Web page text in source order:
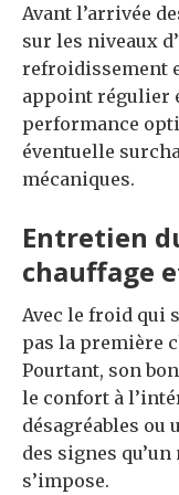
Avant l’arrivée
sur les niveaux
refroidissement
appoint régulier
performance
éventuelle
mécaniques.
Entretien
chauffage
Avec le froid qui
pas la première
Pourtant, son
le confort à
désagréables
des signes
s’impose.